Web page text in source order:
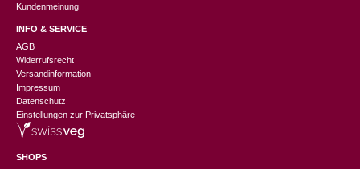
Kundenmeinung
INFO & SERVICE
AGB
Widerrufsrecht
Versandinformation
Impressum
Datenschutz
Einstellungen zur Privatsphäre
SHOPS